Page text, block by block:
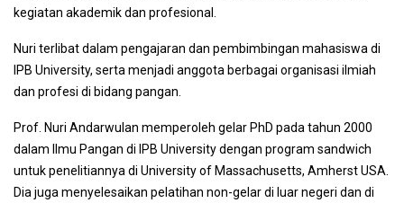
kegiatan akademik dan profesional.
Nuri terlibat dalam pengajaran dan pembimbingan mahasiswa di
IPB University, serta menjadi anggota berbagai organisasi ilmiah
dan profesi di bidang pangan.
Prof. Nuri Andarwulan memperoleh gelar PhD pada tahun 2000
dalam Ilmu Pangan di IPB University dengan program sandwich
untuk penelitiannya di University of Massachusetts, Amherst USA.
Dia juga menyelesaikan pelatihan non-gelar di luar negeri dan di